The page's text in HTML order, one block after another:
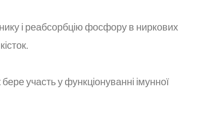
і реабсорбцію фосфору в ниркових
участь у функціонуванні імунної